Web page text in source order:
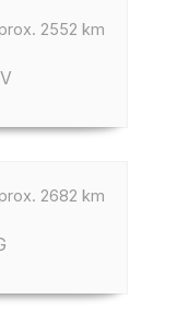
2552 km
2682 km